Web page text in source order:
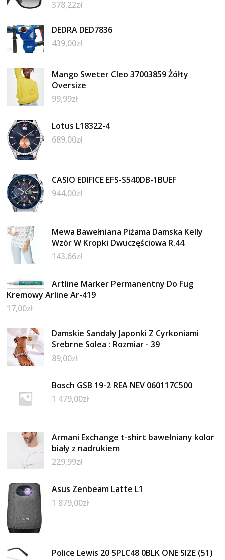
378,22zł
DEDRA DED7836
439,00zł
Mango Sweter Cleo 37003859 Żółty
Oversize
99,99zł
Lotus L18322-4
689,00zł
CASIO EDIFICE EFS-S540DB-1BUEF
944,00zł
Mewa Bawełniana Piżama Damska Kelly
Wzór W Kropki Dwuczęściowa R.44
143,66zł
Artline Marker Permanentny Do Fug
Kremowy Arline Ar-419
17,00zł
Damskie Sandały Japonki Z Cyrkoniami
Srebrne Solea : Rozmiar - 39
89,00zł
Bosch GSB 19-2 REA NEV 060117C500
1 479,00zł
Armani Exchange t-shirt bawełniany kolor
biały z nadrukiem
229,99zł
Asus Zenbeam Latte L1
1 879,00zł
Police Lewis 20 SPLC48 0BLK ONE SIZE (51)